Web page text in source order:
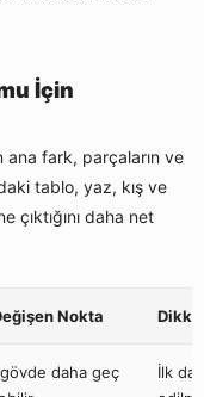
İçin
fark, parçaların ve
tablo, yaz, kış ve
çıktığını daha net
Nokta
daha geç
İlk